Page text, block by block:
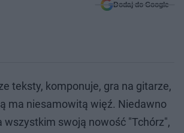
Dodaj do Google
teksty, komponuje, gra na gitarze,
ma niesamowitą więź. Niedawno
wszystkim swoją nowość "Tchórz",